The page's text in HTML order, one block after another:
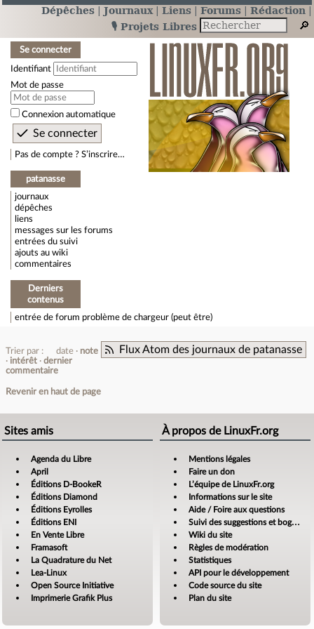
Dépêches Journaux Liens Forums
Rédaction
🎙️ Projets Libres
Se connecter
Identifiant
Mot de passe
Connexion automatique
Pas de compte ? S’inscrire…
patanasse
journaux
dépêches
liens
messages sur les forums
entrées du suivi
ajouts au wiki
commentaires
Derniers
contenus
entrée de forum problème de chargeur (peut être)
Flux Atom des journaux de patanasse
Trier par : date
note
intérêt
dernier
commentaire
Revenir en haut de page
Sites amis
Agenda du Libre
April
Éditions D-BookeR
Éditions Diamond
Éditions Eyrolles
Éditions ENI
En Vente Libre
Framasoft
La Quadrature du Net
Lea-Linux
Open Source Initiative
Imprimerie Grafik Plus
À propos de LinuxFr.org
Mentions légales
Faire un don
L’équipe de LinuxFr.org
Informations sur le site
Aide / Foire aux questions
Suivi des suggestions et bogues
Wiki du site
Règles de modération
Statistiques
API pour le développement
Code source du site
Plan du site